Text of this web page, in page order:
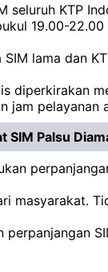
seluruh KTP
19.00-22.00
lama dan
diperkirakan
jam pelayanan
SIM Palsu
masyarakat.
perpanjangan